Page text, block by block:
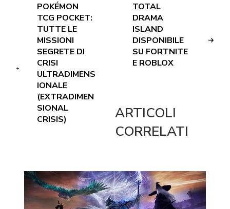
POKÉMON
TCG POCKET:
TUTTE LE
MISSIONI
SEGRETE DI
CRISI
ULTRADIMENS
IONALE
(EXTRADIMEN
SIONAL
CRISIS)
TOTAL
DRAMA
ISLAND
DISPONIBILE
SU FORTNITE
E ROBLOX
ARTICOLI
CORRELATI